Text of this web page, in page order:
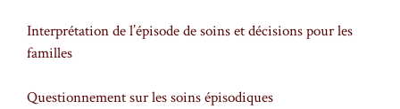
Interprétation de l’épisode de soins et décisions pour les
familles
Questionnement sur les soins épisodiques